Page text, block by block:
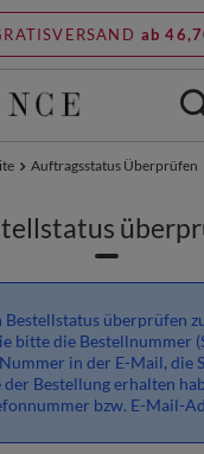
ab
Auftragsstatus Überprüfen
Bestellstatus überprüfen
bitte die Bestellnummer
in der E-Mail, die
der Bestellung erhalten
bzw. E-Mail-